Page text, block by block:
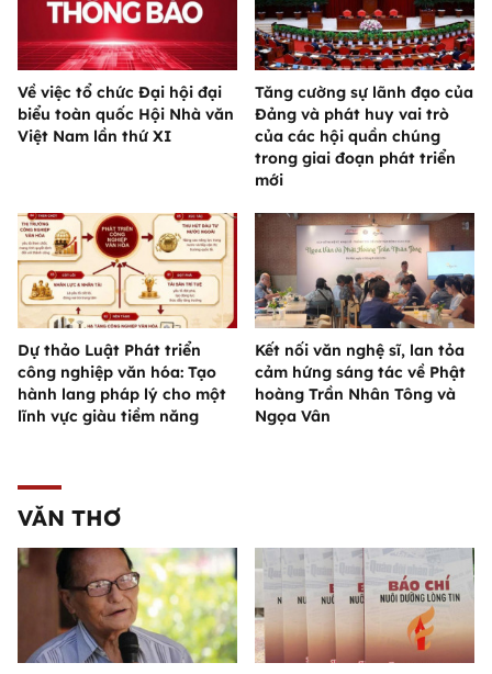
Về việc tổ chức Đại hội đại
biểu toàn quốc Hội Nhà văn
Việt Nam lần thứ XI
Tăng cường sự lãnh đạo của
Đảng và phát huy vai trò
của các hội quần chúng
trong giai đoạn phát triển
mới
Dự thảo Luật Phát triển
công nghiệp văn hóa: Tạo
hành lang pháp lý cho một
lĩnh vực giàu tiềm năng
Kết nối văn nghệ sĩ, lan tỏa
cảm hứng sáng tác về Phật
hoàng Trần Nhân Tông và
Ngọa Vân
VĂN THƠ